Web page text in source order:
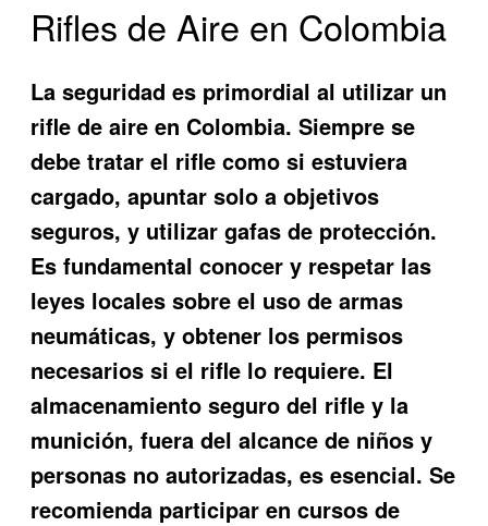
Rifles de Aire en Colombia
La seguridad es primordial al utilizar un
rifle de aire en Colombia. Siempre se
debe tratar el rifle como si estuviera
cargado, apuntar solo a objetivos
seguros, y utilizar gafas de protección.
Es fundamental conocer y respetar las
leyes locales sobre el uso de armas
neumáticas, y obtener los permisos
necesarios si el rifle lo requiere. El
almacenamiento seguro del rifle y la
munición, fuera del alcance de niños y
personas no autorizadas, es esencial. Se
recomienda participar en cursos de